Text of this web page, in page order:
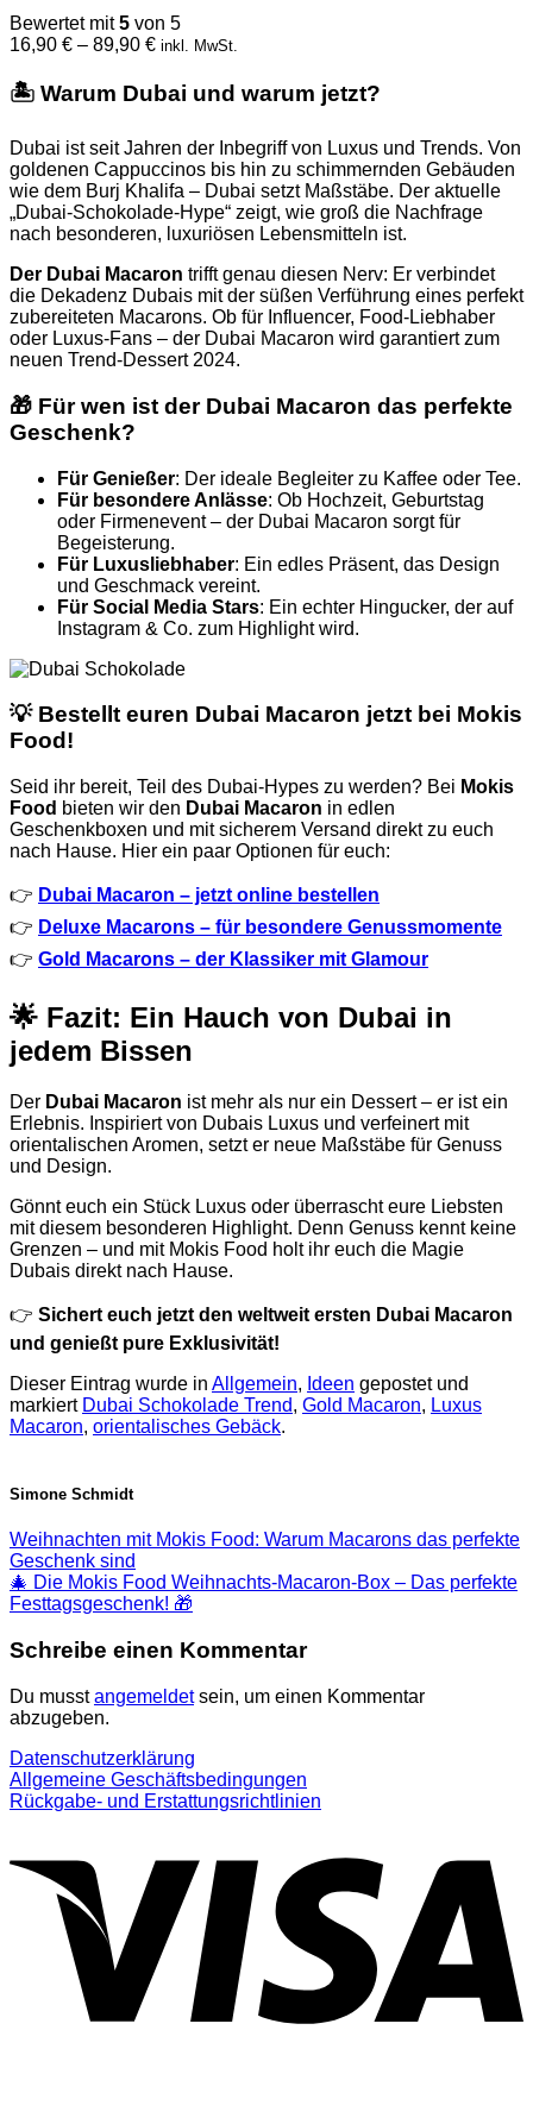
Die
Optionen
auf
Produktseite
gewählt
werden
Bewertet mit5 von 5
16,90 € – 89,90 €Preisspanne:
bis
89,90 €
inkl. MwSt.
🏝️ Warum Dubai und warum jetzt?
Dubai ist seit Jahren der Inbegriff von Luxus und Trends. Von
goldenen Cappuccinos bis hin zu schimmernden Gebäuden
wie dem Burj Khalifa – Dubai setzt Maßstäbe. Der aktuelle
„Dubai-Schokolade-Hype“ zeigt, wie groß die Nachfrage
nach besonderen, luxuriösen Lebensmitteln ist.
Der Dubai Macaron trifft genau diesen Nerv: Er verbindet
die Dekadenz Dubais mit der süßen Verführung eines perfekt
zubereiteten Macarons. Ob für Influencer, Food-Liebhaber
oder Luxus-Fans – der Dubai Macaron wird garantiert zum
neuen Trend-Dessert 2024.
🎁 Für wen ist der Dubai Macaron das perfekte
Geschenk?
Für Genießer: Der ideale Begleiter zu Kaffee oder Tee.
Für besondere Anlässe: Ob Hochzeit, Geburtstag
oder Firmenevent – der Dubai Macaron sorgt für
Begeisterung.
Für Luxusliebhaber: Ein edles Präsent, das Design
und Geschmack vereint.
Für Social Media Stars: Ein echter Hingucker, der auf
Instagram & Co. zum Highlight wird.
💡 Bestellt euren Dubai Macaron jetzt bei Mokis
Food!
Seid ihr bereit, Teil des Dubai-Hypes zu werden? Bei Mokis
Food bieten wir den Dubai Macaron in edlen
Geschenkboxen und mit sicherem Versand direkt zu euch
nach Hause. Hier ein paar Optionen für euch:
👉 Dubai Macaron – jetzt online bestellen
👉 Deluxe Macarons – für besondere Genussmomente
👉 Gold Macarons – der Klassiker mit Glamour
🌟 Fazit: Ein Hauch von Dubai in
jedem Bissen
Der Dubai Macaron ist mehr als nur ein Dessert – er ist ein
Erlebnis. Inspiriert von Dubais Luxus und verfeinert mit
orientalischen Aromen, setzt er neue Maßstäbe für Genuss
und Design.
Gönnt euch ein Stück Luxus oder überrascht eure Liebsten
mit diesem besonderen Highlight. Denn Genuss kennt keine
Grenzen – und mit Mokis Food holt ihr euch die Magie
Dubais direkt nach Hause.
👉 Sichert euch jetzt den weltweit ersten Dubai Macaron
und genießt pure Exklusivität!
Dieser Eintrag wurde in Allgemein, Ideen gepostet und
markiert Dubai Schokolade Trend, Gold Macaron, Luxus
Macaron, orientalisches Gebäck.
Simone Schmidt
Weihnachten mit Mokis Food: Warum Macarons das perfekte
Geschenk sind
🎄 Die Mokis Food Weihnachts-Macaron-Box – Das perfekte
Festtagsgeschenk! 🎁
Schreibe einen Kommentar
Du musstangemeldetsein, um einen Kommentar
abzugeben.
Datenschutzerklärung
Allgemeine Geschäftsbedingungen
Rückgabe- und Erstattungsrichtlinien